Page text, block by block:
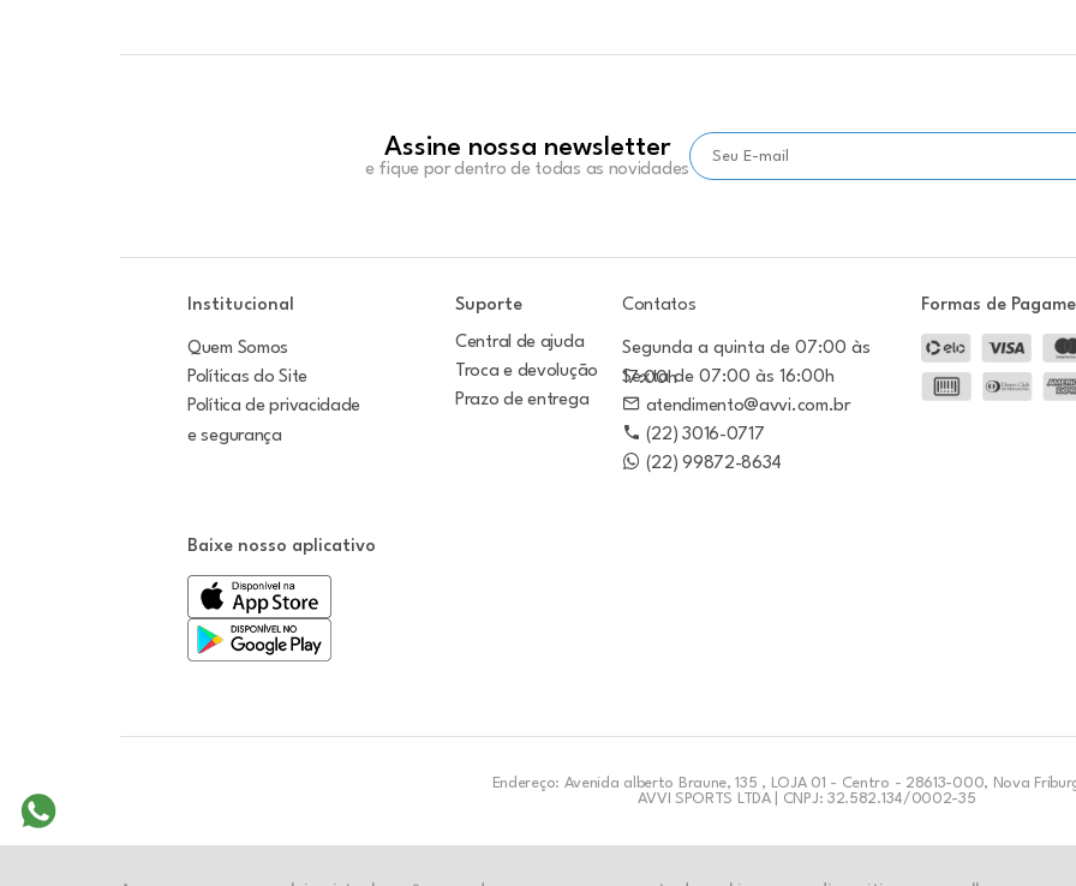
Assine nossa newsletter
e fique por dentro de todas as novidades
Institucional
Quem Somos
Políticas do Site
Política de privacidade
e segurança
Suporte
Central de ajuda
Troca e devolução
Prazo de entrega
Contatos
Segunda a quinta de 07:00 às
17:00h
Sexta de 07:00 às 16:00h
atendimento@avvi.com.br
(22) 3016-0717
(22) 99872-8634
Formas de
Baixe nosso aplicativo
Endereço: Avenida alberto Braune, 135 , LOJA 01 - Centro - 28613-000, Nova
AVVI SPORTS LTDA | CNPJ: 32.582.134/0002-35